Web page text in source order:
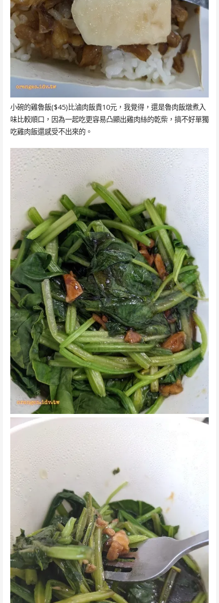
小碗的雞魯飯($45)比滷肉飯貴10元，我覺得，還是魯肉飯燉煮入
味比較順口，因為一起吃更容易凸顯出雞肉絲的乾柴，搞不好單獨
吃雞肉飯還感受不出來的。